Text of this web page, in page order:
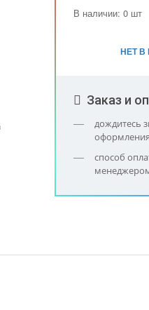
В наличии: 0 шт
НЕТ В
Заказ и
дождитесь
способ